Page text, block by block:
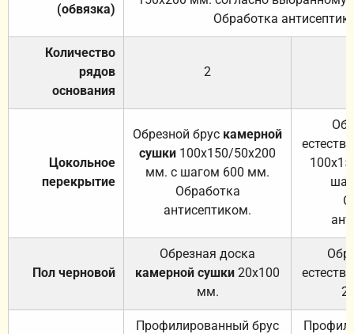
(обвязка)
Обработка
Количество
рядов
основания
2
Цокольное
перекрытие
Обрезной брус камерной
сушки 100х150/50х200
мм. с шагом 600 мм.
Обработка
антисептиком.
Пол черновой
Обрезная доска
камерной сушки 20х100
мм.
Профилированный брус